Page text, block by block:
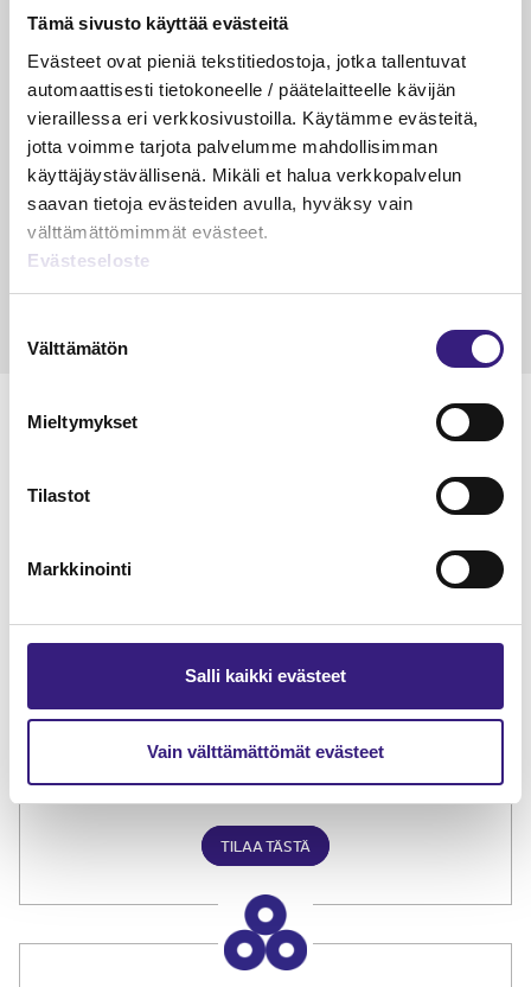
Tämä sivusto käyttää evästeitä
Evästeet ovat pieniä tekstitiedostoja, jotka tallentuvat
automaattisesti tietokoneelle / päätelaitteelle kävijän
vieraillessa eri verkkosivustoilla. Käytämme evästeitä,
jotta voimme tarjota palvelumme mahdollisimman
käyttäjäystävällisenä. Mikäli et halua verkkopalvelun
saavan tietoja evästeiden avulla, hyväksy vain
välttämättömimmät evästeet.
Evästeseloste
valinta
Välttämätön
Mieltymykset
Tilastot
Markkinointi
Salli kaikki evästeet
Vain välttämättömät evästeet
Luetuimmat
VEROTUS
Kulu­veloitukset arvon­lisä­
verotuksessa – omien kulujen
veloitus, kulujen edelleen­
veloitus ja läpi­laskutus
Petri Salomaa
Tilaa Tilisanomien
lukuoikeus
TILAA TÄSTÄ